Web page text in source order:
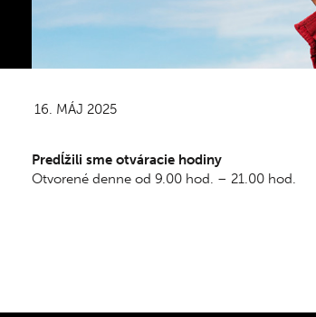
DETSKÝ KÚTIK - TIME OUT
16. MÁJ 2025
Predĺžili sme otváracie hodiny
Otvorené denne od 9.00 hod. – 21.00 hod.